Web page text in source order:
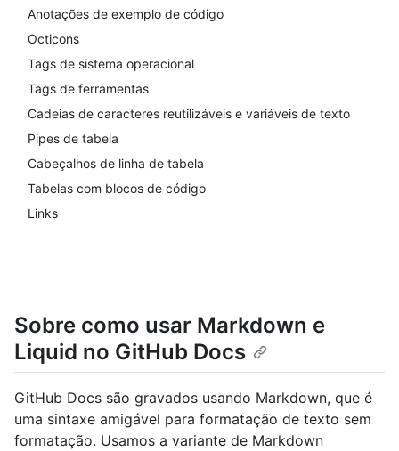
Anotações de exemplo de código
Octicons
Tags de sistema operacional
Tags de ferramentas
Cadeias de caracteres reutilizáveis e variáveis de texto
Pipes de tabela
Cabeçalhos de linha de tabela
Tabelas com blocos de código
Links
Sobre como usar Markdown e
Liquid no GitHub Docs
GitHub Docs são gravados usando Markdown, que é
uma sintaxe amigável para formatação de texto sem
formatação. Usamos a variante de Markdown